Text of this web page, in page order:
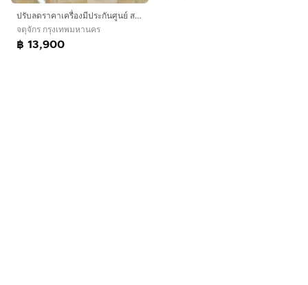
ปรับลดราคาเครื่องมีประกันศูนย์ สภาพสวยมากSamsung S25FE Ram8 Rom 128GB สีขาว
จตุจักร กรุงเทพมหานคร
฿ 13,900